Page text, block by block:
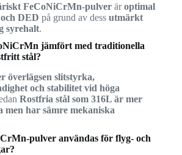
FeCoNiCrMn-pulveräroptimal
DED på grund av dess utmärkt
syrehalt.
jämfört med traditionella
stål?
överlägsen slitstyrka,
och stabilitet vid höga
Rostfria stål som 316L är mer
men har sämre mekaniska
pulver användas för flyg- och